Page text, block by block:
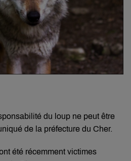
du loup ne peut être
de la préfecture du Cher.
été récemment victimes